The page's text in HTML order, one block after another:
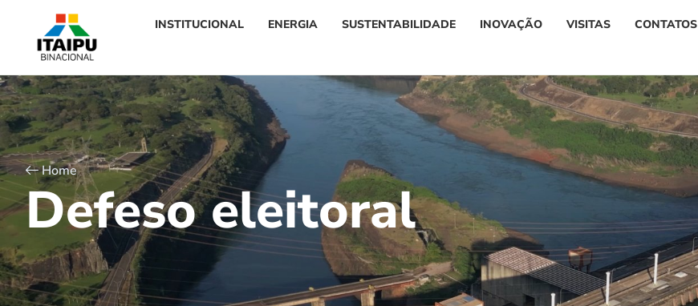
INSTITUCIONAL ENERGIA SUSTENTABILIDADE INOVAÇÃO VISITAS CONTATOS
Home
Defeso eleitoral